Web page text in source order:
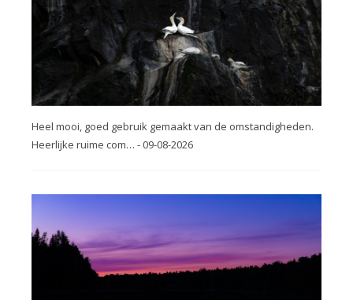
Heel mooi, goed gebruik gemaakt van de omstandigheden.
Heerlijke ruime com… - 09-08-2026